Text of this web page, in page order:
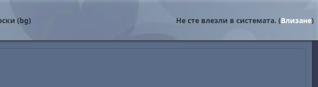
‎(bg)‎ Не сте влезли в системата. (Влизане)